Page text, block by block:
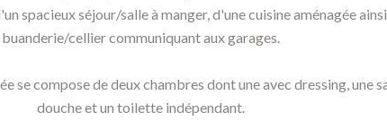
spacieux séjour/salle à manger, d'une cuisine aménagée ainsi
buanderie/cellier communiquant aux garages.
se compose de deux chambres dont une avec dressing, une
douche et un toilette indépendant.